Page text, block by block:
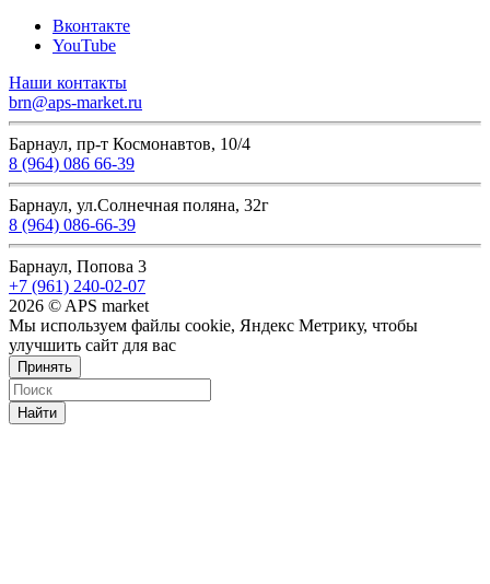
Вконтакте
YouTube
Наши контакты
brn@aps-market.ru
Барнаул, пр-т Космонавтов, 10/4
8 (964) 086 66-39
Барнаул, ул.Солнечная поляна, 32г
8 (964) 086-66-39
Барнаул, Попова 3
+7 (961) 240-02-07
2026 © APS market
Мы используем файлы cookie, Яндекс Метрику, чтобы
улучшить сайт для вас
Принять
Найти